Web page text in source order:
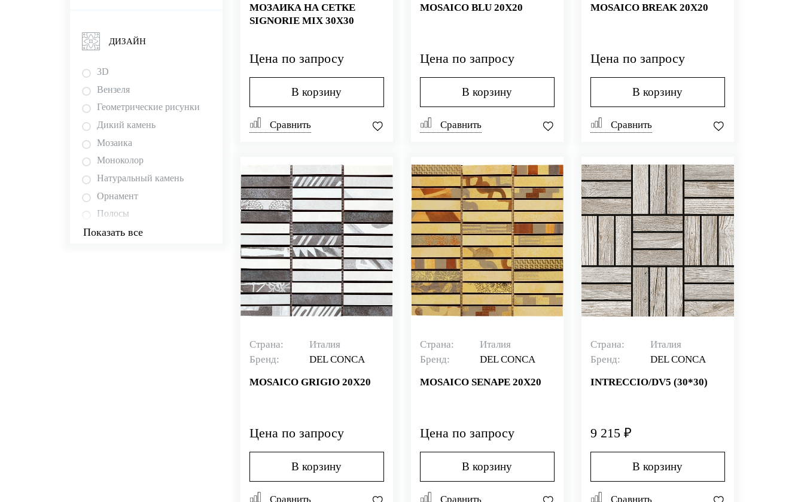
ДИЗАЙН
3D
Вензеля
Геометрические рисунки
Дикий камень
Мозаика
Моноколор
Натуральный камень
Орнамент
Полосы
Рельефная
Показать все
МОЗАИКА НА СЕТКЕ
SIGNORIE MIX 30X30
Цена по запросу
В корзину
Сравнить
MOSAICO BLU 20X20
Цена по запросу
В корзину
Сравнить
MOSAICO BREAK 20X20
Цена по запросу
В корзину
Сравнить
Страна:
Италия
Бренд:
DEL CONCA
MOSAICO GRIGIO 20X20
Цена по запросу
В корзину
Сравнить
Страна:
Италия
Бренд:
DEL CONCA
MOSAICO SENAPE 20X20
Цена по запросу
В корзину
Сравнить
Страна:
Италия
Бренд:
DEL CONCA
INTRECCIO/DV5 (30*30)
9 215 ₽
В корзину
Сравнить